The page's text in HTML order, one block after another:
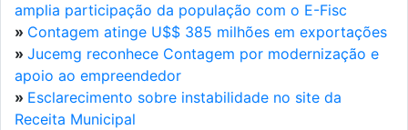
amplia participação da população com o E-Fisc
» Contagem atinge U$$ 385 milhões em exportações
» Jucemg reconhece Contagem por modernização e
apoio ao empreendedor
» Esclarecimento sobre instabilidade no site da
Receita Municipal